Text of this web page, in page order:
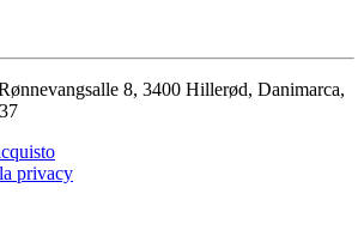
8, 3400 Hillerød, Danimarca,
privacy